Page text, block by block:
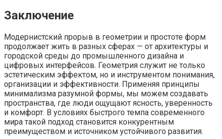
Заключение
Модернистский прорыв в геометрии и простоте форм
продолжает жить в разных сферах — от архитектуры и
городской среды до промышленного дизайна и
цифровых интерфейсов. Геометрия служит не только
эстетическим эффектом, но и инструментом понимания,
организации и эффективности. Применяя принципы
минимализма разумной формы, мы можем создавать
пространства, где люди ощущают ясность, уверенность
и комфорт. В условиях быстрого темпа современного
мира такой подход становится конкурентным
преимуществом и источником устойчивого развития.